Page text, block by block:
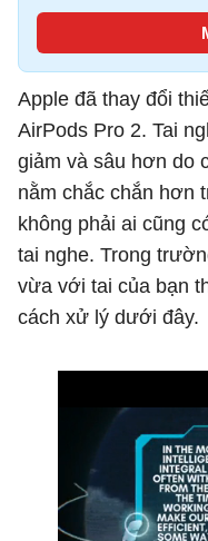
Apple đã thay đổi
AirPods Pro 2. Tai
giảm và sâu hơn do
nằm chắc chắn hơn
không phải ai cũng
tai nghe. Trong
vừa với tai của bạn
cách xử lý dưới đây.